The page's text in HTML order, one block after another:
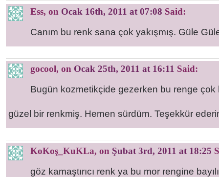
Ess, on Ocak 16th, 2011 at 07:08 Said:
Canım bu renk sana çok yakışmış. Güle
gocool, on Ocak 25th, 2011 at 16:11 Said:
Bugün kozmetikçide gezerken bu renge çok
güzel bir renkmiş. Hemen sürdüm. Teşekkür
KoKoş_KuKLa, on Şubat 3rd, 2011 at 18:25
göz kamaştırıcı renk ya bu mor rengine